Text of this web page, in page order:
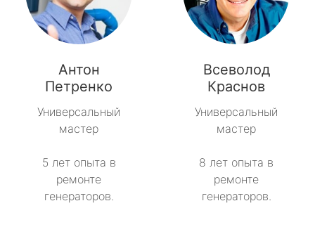
Антон
Петренко
Универсальный
мастер
5 лет опыта в
ремонте
генераторов.
Всеволод
Краснов
Универсальный
мастер
8 лет опыта в
ремонте
генераторов.